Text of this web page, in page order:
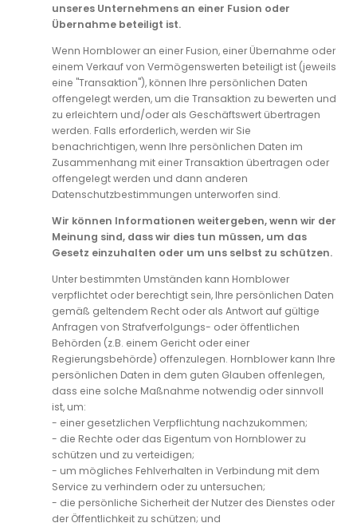
unseres Unternehmens an einer Fusion oder
Übernahme beteiligt ist.
Wenn Hornblower an einer Fusion, einer Übernahme oder
einem Verkauf von Vermögenswerten beteiligt ist (jeweils
eine "Transaktion"), können Ihre persönlichen Daten
offengelegt werden, um die Transaktion zu bewerten und
zu erleichtern und/oder als Geschäftswert übertragen
werden. Falls erforderlich, werden wir Sie
benachrichtigen, wenn Ihre persönlichen Daten im
Zusammenhang mit einer Transaktion übertragen oder
offengelegt werden und dann anderen
Datenschutzbestimmungen unterworfen sind.
Wir können Informationen weitergeben, wenn wir der
Meinung sind, dass wir dies tun müssen, um das
Gesetz einzuhalten oder um uns selbst zu schützen.
Unter bestimmten Umständen kann Hornblower
verpflichtet oder berechtigt sein, Ihre persönlichen Daten
gemäß geltendem Recht oder als Antwort auf gültige
Anfragen von Strafverfolgungs- oder öffentlichen
Behörden (z.B. einem Gericht oder einer
Regierungsbehörde) offenzulegen. Hornblower kann Ihre
persönlichen Daten in dem guten Glauben offenlegen,
dass eine solche Maßnahme notwendig oder sinnvoll
ist, um:
- einer gesetzlichen Verpflichtung nachzukommen;
- die Rechte oder das Eigentum von Hornblower zu
schützen und zu verteidigen;
- um mögliches Fehlverhalten in Verbindung mit dem
Service zu verhindern oder zu untersuchen;
- die persönliche Sicherheit der Nutzer des Dienstes oder
der Öffentlichkeit zu schützen; und